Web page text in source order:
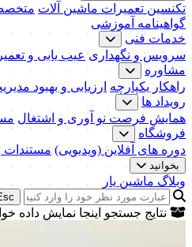
تکنسین تعمیرات ماشین آلات
گواهینامه آموزشی
خدمات فنی
سرویس و نگهداری عیب یابی و
مشاوره
راهکار یکپارچه ارزیابی و بهبود
رویداد ها
همایش فرصت نو آوری و اشتغال
فروشگاه
دوره های آفلاین (ویدیویی) مستندات
بخوانید
وبلاگ ماشین یار
نتایج جستجو اینجا نمایش داده